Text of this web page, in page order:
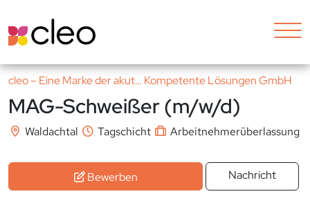
cleo – Eine Marke der akut… Kompetente Lösungen GmbH
MAG-Schweißer (m/w/d)
Waldachtal Tagschicht Arbeitnehmerüberlassung
Bewerben Nachricht